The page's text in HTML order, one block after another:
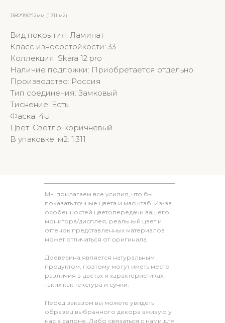
1380*190*12мм (1.311 м2)
Вид покрытия: Ламинат
Класс износостойкости: 33
Коллекция: Skara 12 pro
Наличие подложки: Приобретается отдельно
Производство: Россия
Тип соединения: Замковый
Тиснение: Есть
Фаска: 4U
Цвет: Светло-коричневый
В упаковке, м2: 1.311
Мы прилагаем все усилия, что бы
показать точные цвета и масштаб. Из-за
особенностей цветопередачи вашего
монитора/дисплея, реальный цвет и
оттенок представленных материалов
может отличаться от оригинала.
Древесина является натуральным
продуктом, поэтому могут иметь место
различия в цветах и характеристиках,
таких как текстура и сучки.
Перед заказом вы можете увидеть
образец выбранного декора вживую у
нас в салоне. Либо связаться с нами для